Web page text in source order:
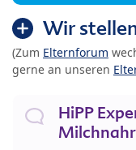
Wir
(Zum Elternforum
gerne an unseren
HiPP